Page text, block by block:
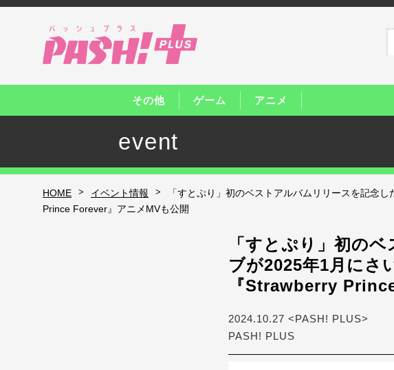
その他 ゲーム アニメ
event
HOME > イベント情報 >
「すとぷり」初のベストアルバムリリースを記念
Prince Forever』アニメMVも公開
「すとぷり」初の
ブが2025年1月にさ
『Strawberry
2024.10.27 <PASH! PLUS>
PASH! PLUS